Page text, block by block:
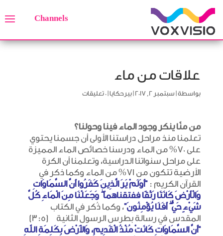
Channels
علاقات من ماء
بواسطة سبتمبر 2, 2017 بيرحكايا| 0 تعليقات
من منّا ينكر وجود الماء فينا وحولنا؟
تعلمنا منذ مراحل دراستنا الأولى أن جسمنا يحتوي
على 70% من الماء ودرسنا خصائص الماء المميزة
على مراحل سنواتنا الدراسية، وتعلمنا أن الكرة
الأرضية تتكون من 71% من الماء وكما ذكر في
القرآن الكريم :“أَوَلَمْ يَرَ الَّذِينَ كَفَرُوا أَنَّ السَّمَاوَاتِ
وَالْأَرْضَ كَانَتَا رَتْقًا ففتقناهما ۖ وَجَعَلْنَا مِنَ الْمَاءِ كُلَّ
شَيْءٍ حَيٍّ ۖ أَفَلَا يُؤْمِنُونَ”، وكما ذُكر في الكتاب
المقدس في رسالة بطرس الرسول الثانية (3:5)
“أَنَّ السَّمَاوَاتِ كَانَتْ مُنْذُ الْقَدِيمِ، وَالأَرْضَ بِكَلِمَةِ اللهِ